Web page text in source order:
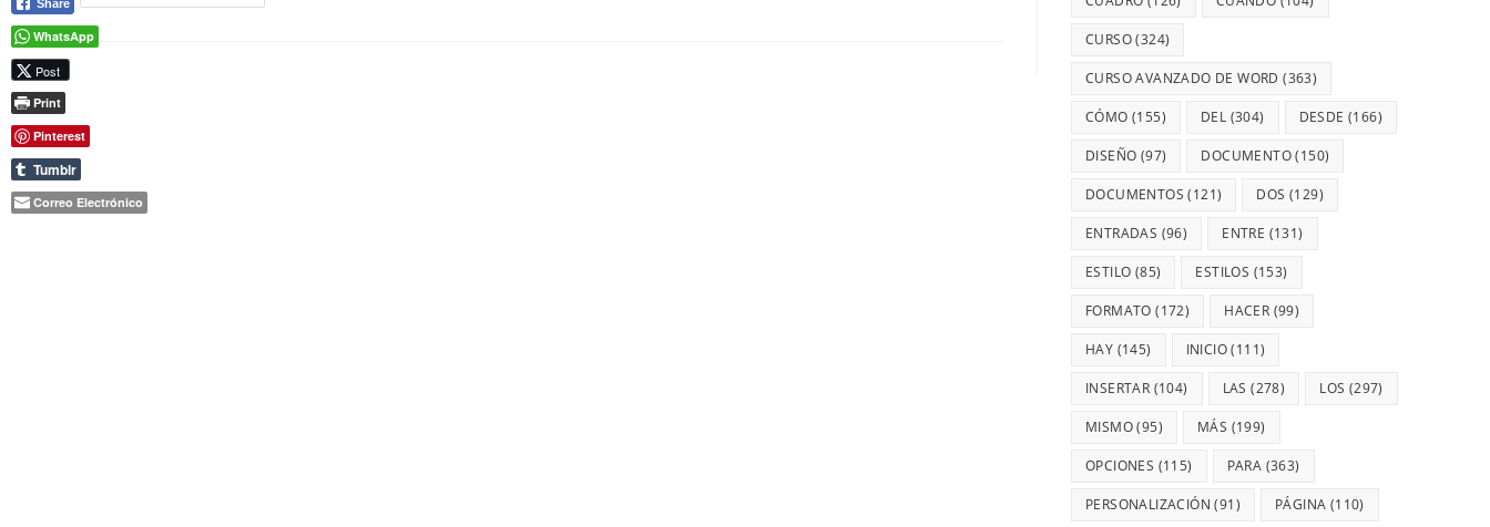
CURSO(324)
CURSO AVANZADO DE WORD (363)
CÓMO (155) DEL (304) DESDE (166)
DISEÑO (97) DOCUMENTO(150)
DOCUMENTOS (121) DOS (129)
ENTRADAS (96) ENTRE (131)
ESTILO (85) ESTILOS (153)
FORMATO (172) HACER (99)
HAY (145) INICIO(111)
INSERTAR (104) LAS (278) LOS (297)
MISMO(95) MÁS (199)
OPCIONES (115) PARA (363)
PERSONALIZACIÓN (91) PÁGINA (110)
Share
WhatsApp
Post
Print
Pinterest
Tumblr
Correo Electrónico